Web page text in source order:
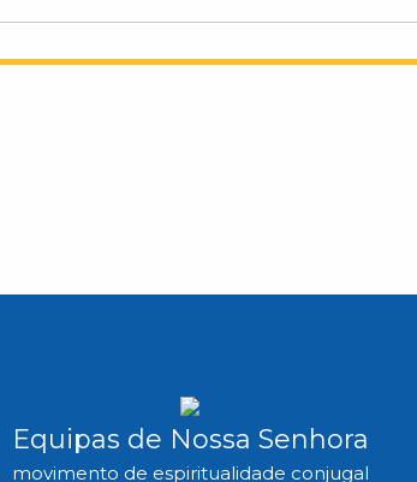
Equipas de Nossa Senhora
movimento de espiritualidade conjugal